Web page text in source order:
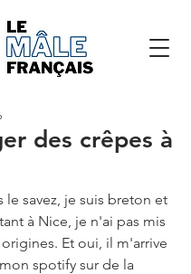
des crêpes à
le savez, je suis breton et
à Nice, je n'ai pas mis
Et oui, il m'arrive
spotify sur de la